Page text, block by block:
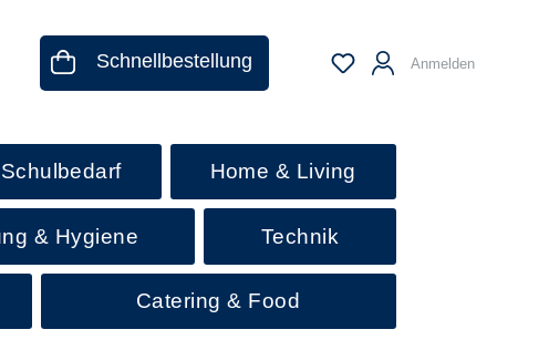
Schnellbestellung Anmelden
Schulbedarf Home & Living
& Hygiene Technik
Catering & Food